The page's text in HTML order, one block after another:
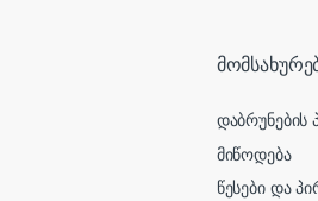
მიწოდება
წესები და